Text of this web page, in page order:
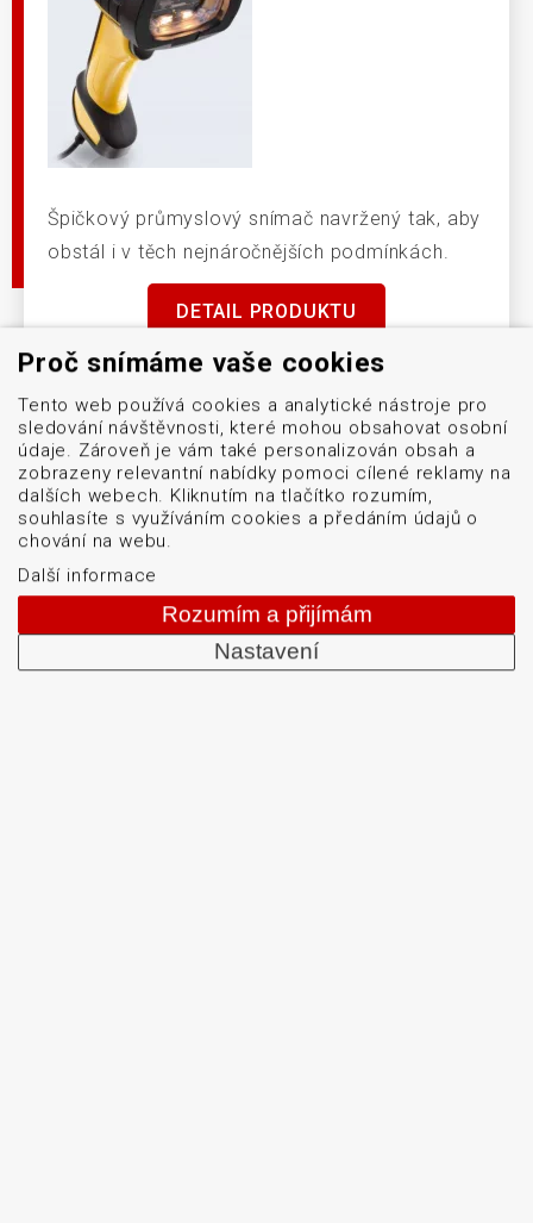
Špičkový průmyslový snímač navržený tak, aby
obstál i v těch nejnáročnějších podmínkách.
DETAIL PRODUKTU
Menu
Logistické značení
Servis
Blog
Proč snímáme vaše cookies
Tento web používá cookies a analytické nástroje pro
sledování návštěvnosti, které mohou obsahovat osobní
údaje. Zároveň je vám také personalizován obsah a
zobrazeny relevantní nabídky pomoci cílené reklamy na
dalších webech. Kliknutím na tlačítko rozumím,
souhlasíte s využíváním cookies a předáním údajů o
chování na webu.
Další informace
Rozumím a přijímám
Nastavení